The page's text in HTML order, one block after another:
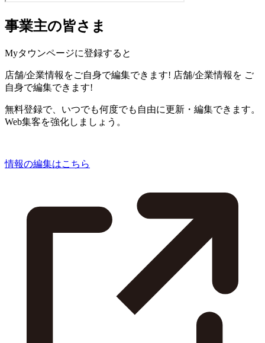
事業主の皆さま
Myタウンページに登録すると
店舗/企業情報をご自身で編集できます! 店舗/企業情報を ご
自身で編集できます!
無料登録で、いつでも何度でも自由に更新・編集できます。
Web集客を強化しましょう。
情報の編集はこちら